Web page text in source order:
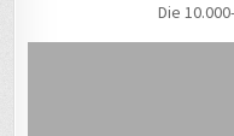
Die